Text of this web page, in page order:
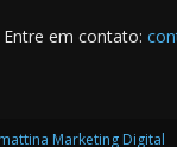
Entre em contato:
Marketing Digital